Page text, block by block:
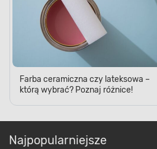
Zabezpiecz powierzchnie
Farba została zamknięta w
wynoszącej 0,4 l, a jej
Dzięki temu w mgnieniu oka
powierzchnię. Przekonaj się,
dekoracyjno-ochronne wcale
czasochłonne.
Farba ceramiczna czy lateksowa –
którą wybrać? Poznaj różnice!
Najpopularniejsze